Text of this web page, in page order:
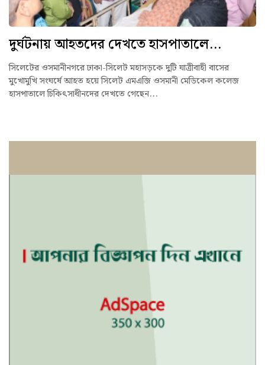
দুর্ঘটনায় আহতদের দেখতে হাসপাতালে...
সিলেটের ওসমানীনগরে ঢাকা-সিলেট মহাসড়কে দুটি যাত্রীবাহী বাসের
মুখোমুখি সংঘর্ষে আহত হয়ে সিলেট এমএজি ওসমানী মেডিকেল কলেজ
হাসপাতালে চিকিৎসাধীনদের দেখতে গেছেন...